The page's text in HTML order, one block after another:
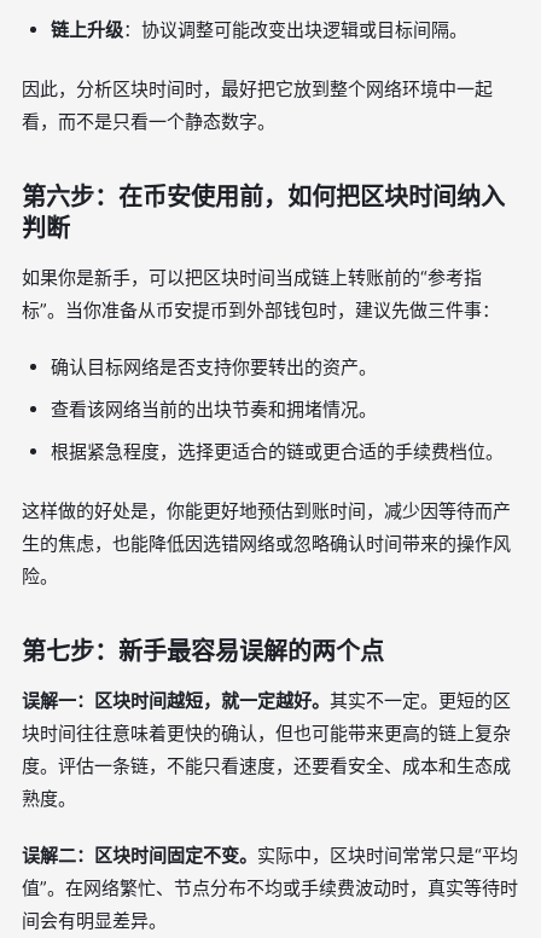
链上升级：协议调整可能改变出块逻辑或目标间隔。
因此，分析区块时间时，最好把它放到整个网络环境中一起
看，而不是只看一个静态数字。
第六步：在币安使用前，如何把区块时间纳入
判断
如果你是新手，可以把区块时间当成链上转账前的“参考指
标”。当你准备从币安提币到外部钱包时，建议先做三件事：
确认目标网络是否支持你要转出的资产。
查看该网络当前的出块节奏和拥堵情况。
根据紧急程度，选择更适合的链或更合适的手续费档位。
这样做的好处是，你能更好地预估到账时间，减少因等待而产
生的焦虑，也能降低因选错网络或忽略确认时间带来的操作风
险。
第七步：新手最容易误解的两个点
误解一：区块时间越短，就一定越好。 其实不一定。更短的区
块时间往往意味着更快的确认，但也可能带来更高的链上复杂
度。评估一条链，不能只看速度，还要看安全、成本和生态成
熟度。
误解二：区块时间固定不变。 实际中，区块时间常常只是“平均
值”。在网络繁忙、节点分布不均或手续费波动时，真实等待时
间会有明显差异。